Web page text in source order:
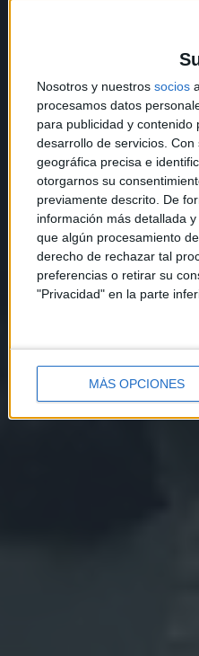
Nosotros y nuestros socios
procesamos datos
para publicidad y
desarrollo de servicios. Con
geográfica precisa e
otorgarnos su
previamente descrito. De
información más detallada
que algún procesamiento
derecho de rechazar tal
preferencias o retirar su
"Privacidad" en la parte
MÁS OPCIONES